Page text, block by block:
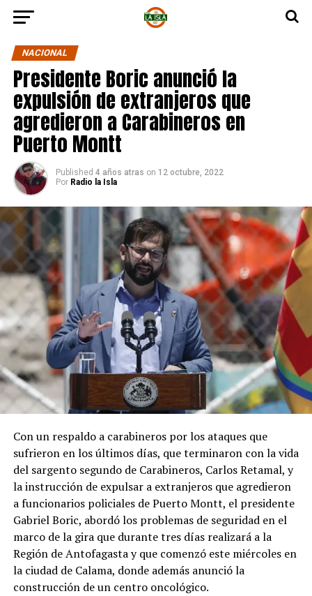
NACIONAL
Presidente Boric anunció la
expulsión de extranjeros que
agredieron a Carabineros en
Puerto Montt
Published 4 años atras on 12 octubre, 2022
Por Radio la Isla
Con un respaldo a carabineros por los ataques que
sufrieron en los últimos días, que terminaron con la vida
del sargento segundo de Carabineros, Carlos Retamal, y
la instrucción de expulsar a extranjeros que agredieron
a funcionarios policiales de Puerto Montt, el presidente
Gabriel Boric, abordó los problemas de seguridad en el
marco de la gira que durante tres días realizará a la
Región de Antofagasta y que comenzó este miércoles en
la ciudad de Calama, donde además anunció la
construcción de un centro oncológico.